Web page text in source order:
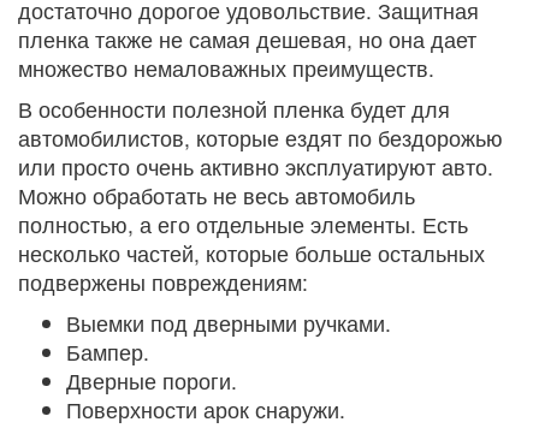
достаточно дорогое удовольствие. Защитная
пленка также не самая дешевая, но она дает
множество немаловажных преимуществ.
В особенности полезной пленка будет для
автомобилистов, которые ездят по бездорожью
или просто очень активно эксплуатируют авто.
Можно обработать не весь автомобиль
полностью, а его отдельные элементы. Есть
несколько частей, которые больше остальных
подвержены повреждениям:
Выемки под дверными ручками.
Бампер.
Дверные пороги.
Поверхности арок снаружи.